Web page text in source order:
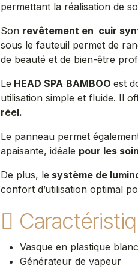
permettant la réalisation de
Son revêtement en cuir
sous le fauteuil permet de
de beauté et de bien-être
Le HEAD SPA BAMBOO est
utilisation simple et fluide. Il
réel.
Le panneau permet
apaisante, idéale pour les
De plus, le système de
confort d’utilisation optimal
Vasque en plastique
Générateur de vapeur